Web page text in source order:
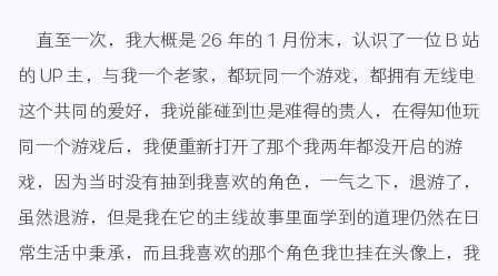
直至一次，我大概是 26 年的 1 月份末，认识了一位 B 站
的 UP 主，与我一个老家，都玩同一个游戏，都拥有无线电
这个共同的爱好，我说能碰到也是难得的贵人，在得知他玩
同一个游戏后，我便重新打开了那个我两年都没开启的游
戏，因为当时没有抽到我喜欢的角色，一气之下，退游了，
虽然退游，但是我在它的主线故事里面学到的道理仍然在日
常生活中秉承，而且我喜欢的那个角色我也挂在头像上，我